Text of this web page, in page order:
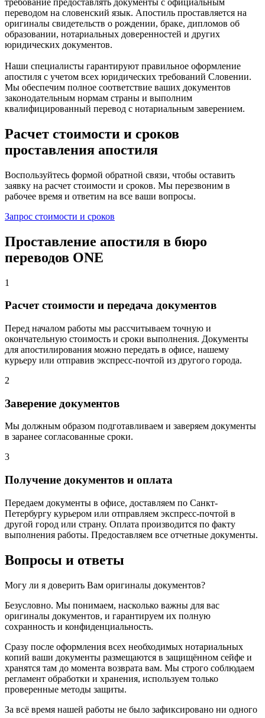
переводом на словенский язык. Апостиль проставляется на
оригиналы свидетельств о рождении, браке, дипломов об
образовании, нотариальных доверенностей и других
юридических документов.
Наши специалисты гарантируют правильное оформление
апостиля с учетом всех юридических требований Словении.
Мы обеспечим полное соответствие ваших документов
законодательным нормам страны и выполним
квалифицированный перевод с нотариальным заверением.
Расчет стоимости и сроков
проставления апостиля
Воспользуйтесь формой обратной связи, чтобы оставить
заявку на расчет стоимости и сроков. Мы перезвоним в
рабочее время и ответим на все ваши вопросы.
Запрос стоимости и сроков
Проставление апостиля в бюро
переводов ONE
1
Расчет стоимости и передача документов
Перед началом работы мы рассчитываем точную и
окончательную стоимость и сроки выполнения. Документы
для апостилирования можно передать в офисе, нашему
курьеру или отправив экспресс-почтой из другого города.
2
Заверение документов
Мы должным образом подготавливаем и заверяем документы
в заранее согласованные сроки.
3
Получение документов и оплата
Передаем документы в офисе, доставляем по Санкт-
Петербургу курьером или отправляем экспресс-почтой в
другой город или страну. Оплата производится по факту
выполнения работы. Предоставляем все отчетные документы.
Вопросы и ответы
Могу ли я доверить Вам оригиналы документов?
Безусловно. Мы понимаем, насколько важны для вас
оригиналы документов, и гарантируем их полную
сохранность и конфиденциальность.
Сразу после оформления всех необходимых нотариальных
копий ваши документы размещаются в защищённом сейфе и
хранятся там до момента возврата вам. Мы строго соблюдаем
регламент обработки и хранения, используем только
проверенные методы защиты.
За всё время нашей работы не было зафиксировано ни одного